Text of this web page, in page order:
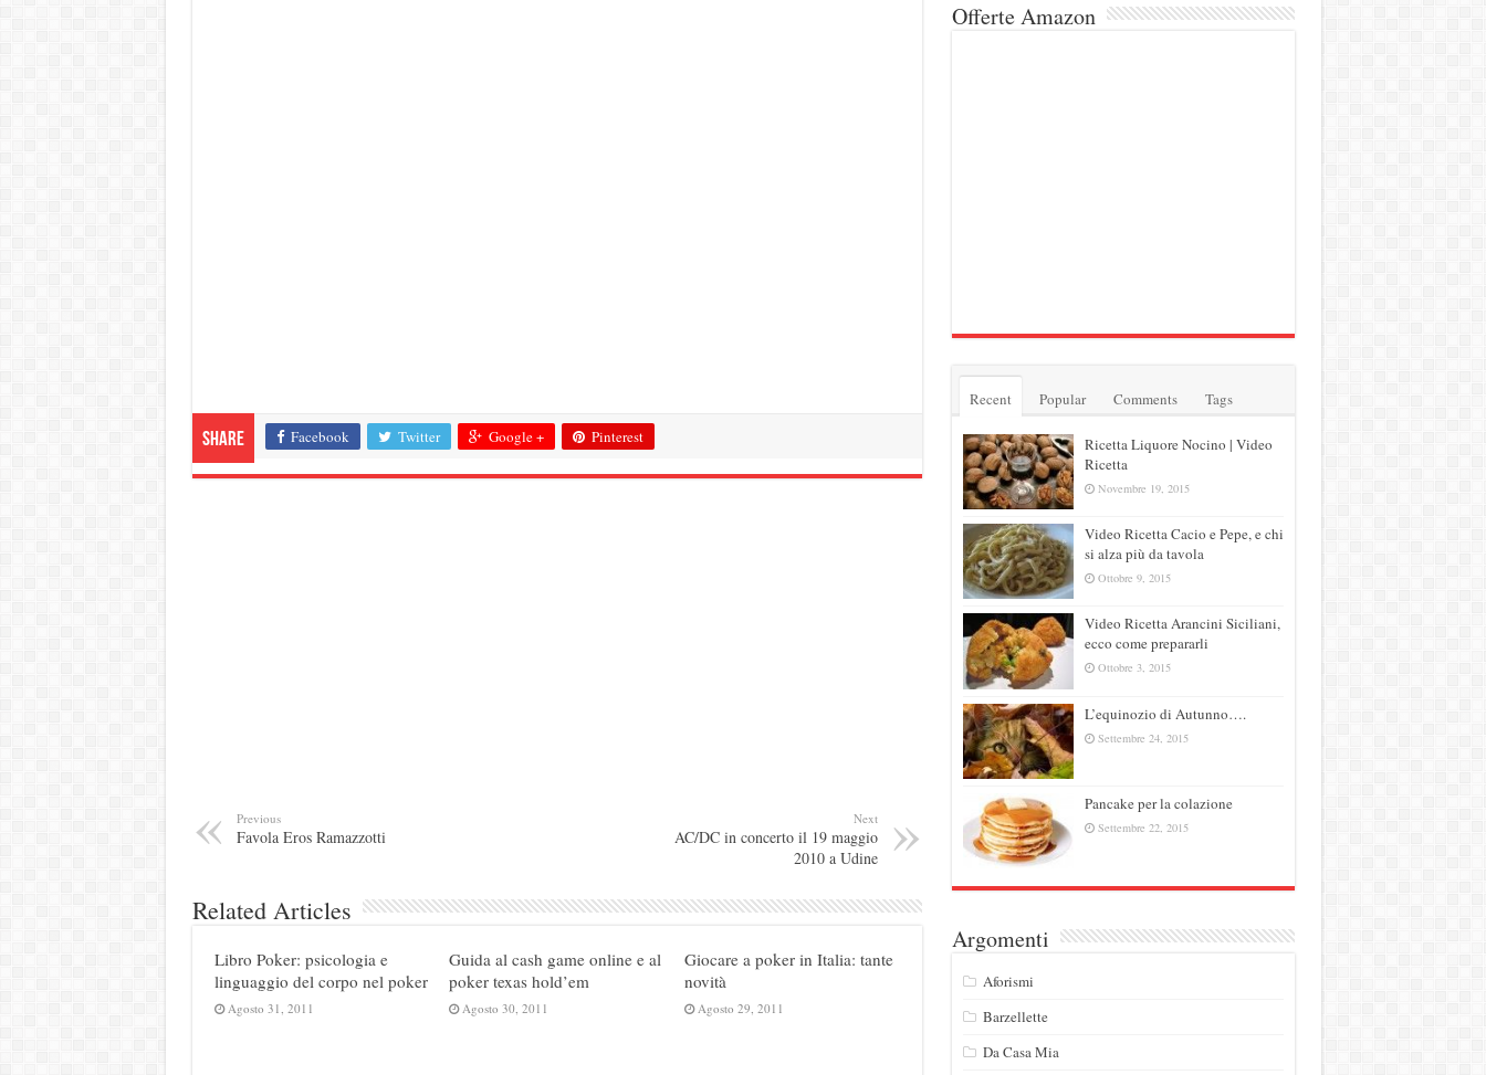
Share Facebook Twitter Google + Pinterest
Previous
Favola Eros Ramazzotti
Next
AC/DC in concerto il 19 maggio
2010 a Udine
Related Articles
Libro Poker: psicologia e
linguaggio del corpo nel poker
Agosto 31, 2011
Guida al cash game online e al
poker texas hold’em
Agosto 30, 2011
Giocare a poker in Italia: tante
novità
Agosto 29, 2011
Offerte Amazon
Recent Popular Comments Tags
Ricetta Liquore Nocino | Video
Ricetta
Novembre 19, 2015
Video Ricetta Cacio e Pepe, e chi
si alza più da tavola
Ottobre 9, 2015
Video Ricetta Arancini Siciliani,
ecco come prepararli
Ottobre 3, 2015
L’equinozio di Autunno….
Settembre 24, 2015
Pancake per la colazione
Settembre 22, 2015
Argomenti
Aforismi
Barzellette
Da Casa Mia